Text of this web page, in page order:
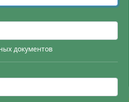
документов